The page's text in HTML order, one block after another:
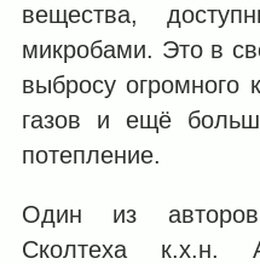
вещества,
микробами. Это в
выбросу огромного
газов и ещё
потепление.
Один из
Сколтеха к.х.н.